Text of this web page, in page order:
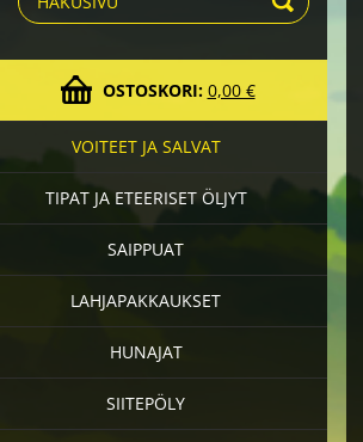
OSTOSKORI: 0,00 €
VOITEET JA SALVAT
TIPAT JA ETEERISET ÖLJYT
SAIPPUAT
LAHJAPAKKAUKSET
HUNAJAT
SIITEPÖLY